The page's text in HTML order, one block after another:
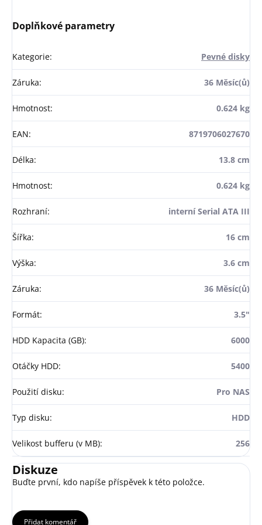
Doplňkové parametry
Kategorie: Pevné disky
Záruka: 36 Měsíc(ů)
Hmotnost: 0.624 kg
EAN: 8719706027670
Délka: 13.8 cm
Hmotnost: 0.624 kg
Rozhraní: interní Serial ATA III
Šířka: 16 cm
Výška: 3.6 cm
Záruka: 36 Měsíc(ů)
Formát: 3.5"
HDD Kapacita (GB): 6000
Otáčky HDD: 5400
Použití disku: Pro NAS
Typ disku: HDD
Velikost bufferu (v MB): 256
Diskuze
Buďte první, kdo napíše příspěvek k této položce.
Přidat komentář